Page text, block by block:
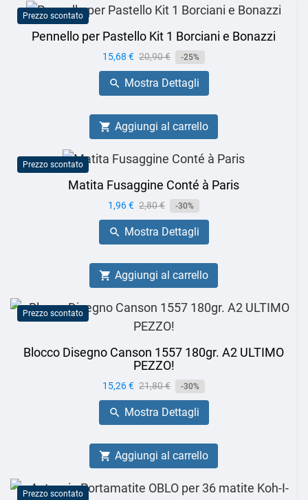
Prezzo scontato
Pennello per Pastello Kit 1 Borciani e Bonazzi
Prezzo
15,68 € Prezzo
base
20,90 € -25%
 Mostra Dettagli
 Aggiungi al carrello
Prezzo scontato
Matita Fusaggine Conté à Paris
Prezzo
1,96 € Prezzo
base
2,80 € -30%
 Mostra Dettagli
 Aggiungi al carrello
Prezzo scontato
Blocco Disegno Canson 1557 180gr. A2 ULTIMO
PEZZO!
Prezzo
15,26 € Prezzo
base
21,80 € -30%
 Mostra Dettagli
 Aggiungi al carrello
Prezzo scontato